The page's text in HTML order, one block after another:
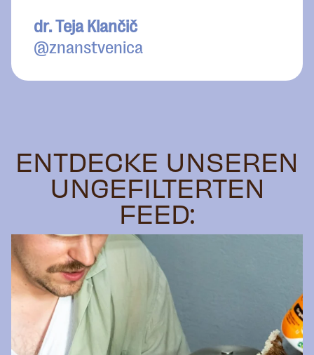
dr. Teja Klančič
@znanstvenica
ENTDECKE UNSEREN
UNGEFILTERTEN
FEED: